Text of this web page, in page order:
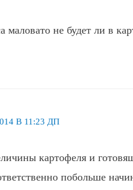
маловато не будет ли в
В 11:23 ДП
картофеля и
побольше